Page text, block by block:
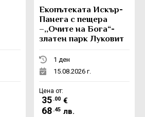
Eкопътеката Искър-
Панега с пещера
–,,Очите на Бога“-
златен парк Луковит
1 ден
15.08.2026 г.
Цена от:
35 .00 €
68 .45 лв.